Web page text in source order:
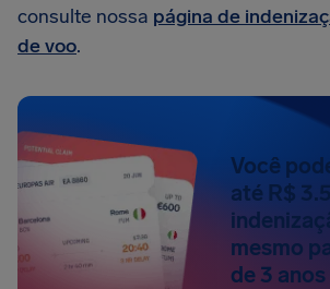
consulte nossa página de
de voo.
Você
até R$
mesmo
de 3